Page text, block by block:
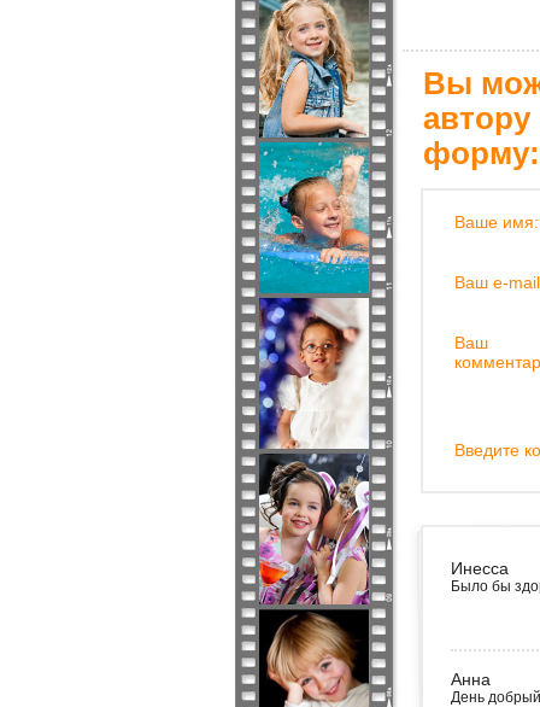
Вы
форму:
Ваше имя:
Ваш e-
Ваш
Введите
Инесса
Было бы
Анна
День